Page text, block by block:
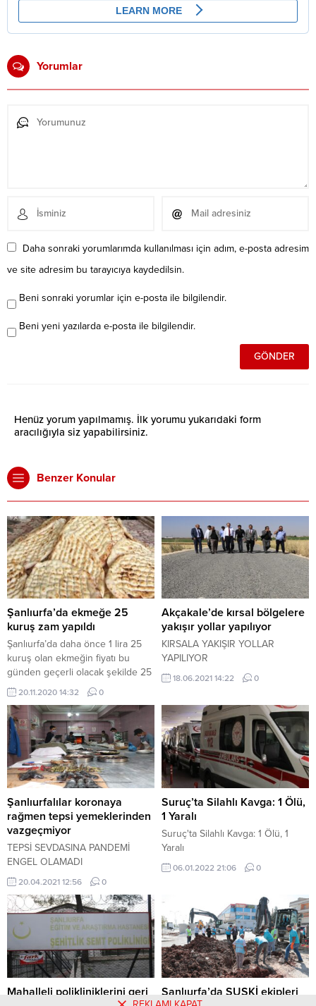
Yorumlar
Daha sonraki yorumlarımda kullanılması için adım, e-posta adresim
ve site adresim bu tarayıcıya kaydedilsin.
Beni sonraki yorumlar için e-posta ile bilgilendir.
Beni yeni yazılarda e-posta ile bilgilendir.
Henüz yorum yapılmamış. İlk yorumu yukarıdaki form
aracılığıyla siz yapabilirsiniz.
Benzer Konular
Şanlıurfa’da ekmeğe 25
kuruş zam yapıldı
Şanlıurfa’da daha önce 1 lira 25
kuruş olan ekmeğin fiyatı bu
günden geçerli olacak şekilde 25
kuruş zamlanarak 1 buçuk liraya
20.11.2020 14:32 0
Akçakale’de kırsal bölgelere
yakışır yollar yapılıyor
KIRSALA YAKIŞIR YOLLAR
YAPILIYOR
18.06.2021 14:22 0
Şanlıurfalılar koronaya
rağmen tepsi yemeklerinden
vazgeçmiyor
TEPSİ SEVDASINA PANDEMİ
ENGEL OLAMADI
20.04.2021 12:56 0
Suruç’ta Silahlı Kavga: 1 Ölü,
1 Yaralı
Suruç'ta Silahlı Kavga: 1 Ölü, 1
Yaralı
06.01.2022 21:06 0
Mahalleli polikliniklerini geri
Şanlıurfa’da ŞUSKİ ekipleri